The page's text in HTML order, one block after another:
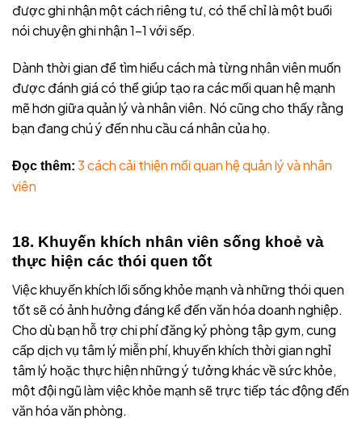
được ghi nhận một cách riêng tư, có thể chỉ là một buổi
nói chuyện ghi nhận 1-1 với sếp.
Dành thời gian để tìm hiểu cách mà từng nhân viên muốn
được đánh giá có thể giúp tạo ra các mối quan hệ mạnh
mẽ hơn giữa quản lý và nhân viên. Nó cũng cho thấy rằng
bạn đang chú ý đến nhu cầu cá nhân của họ.
Đọc thêm: 3 cách cải thiện mối quan hệ quản lý và nhân
viên
18. Khuyến khích nhân viên sống khoẻ và
thực hiện các thói quen tốt
Việc khuyến khích lối sống khỏe mạnh và những thói quen
tốt sẽ có ảnh hưởng đáng kể đến văn hóa doanh nghiệp.
Cho dù bạn hỗ trợ chi phí đăng ký phòng tập gym, cung
cấp dịch vụ tâm lý miễn phí, khuyến khích thời gian nghỉ
tâm lý hoặc thực hiện những ý tưởng khác về sức khỏe,
một đội ngũ làm việc khỏe mạnh sẽ trực tiếp tác động đến
văn hóa văn phòng.